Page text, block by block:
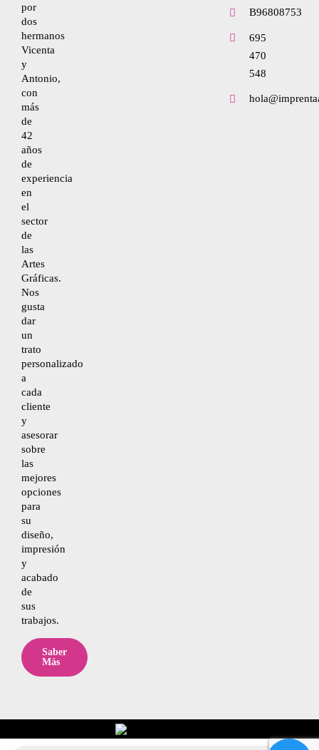
por
dos
hermanos
Vicenta
y
Antonio,
con
más
de
42
años
de
experiencia
en
el
sector
de
las
Artes
Gráficas.
Nos
gusta
dar
un
trato
personalizado
a
cada
cliente
y
asesorar
sobre
las
mejores
opciones
para
su
diseño,
impresión
y
acabado
de
sus
trabajos.
Saber
Más
B96808753
695
470
548